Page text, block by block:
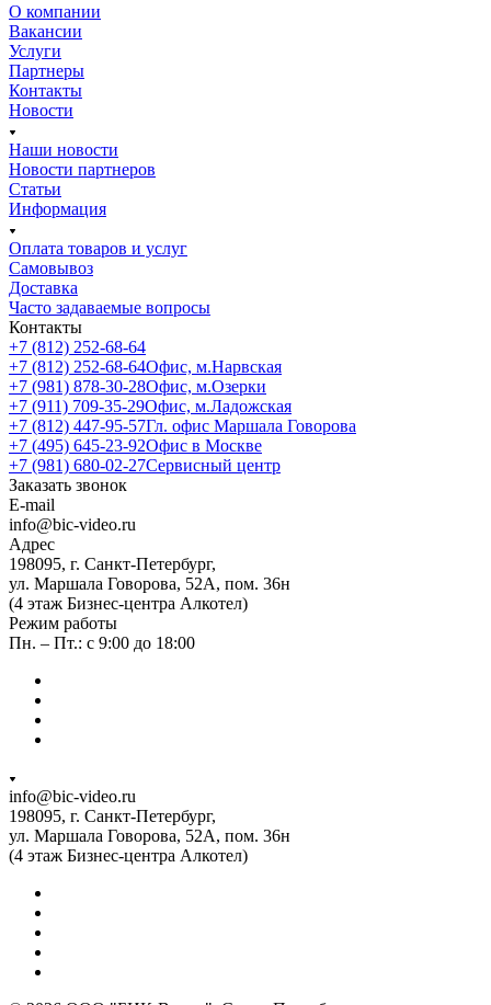
О компании
Вакансии
Услуги
Партнеры
Контакты
Новости
Наши новости
Новости партнеров
Статьи
Информация
Оплата товаров и услуг
Самовывоз
Доставка
Часто задаваемые вопросы
Контакты
+7 (812) 252-68-64
+7 (812) 252-68-64Офис, м.Нарвская
+7 (981) 878-30-28Офис, м.Озерки
+7 (911) 709-35-29Офис, м.Ладожская
+7 (812) 447-95-57Гл. офис Маршала Говорова
+7 (495) 645-23-92Офис в Москве
+7 (981) 680-02-27Сервисный центр
Заказать звонок
E-mail
info@bic-video.ru
Адрес
198095, г. Санкт-Петербург,
ул. Маршала Говорова, 52А, пом. 36н
(4 этаж Бизнес-центра Алкотел)
Режим работы
Пн. – Пт.: с 9:00 до 18:00
info@bic-video.ru
198095, г. Санкт-Петербург,
ул. Маршала Говорова, 52А, пом. 36н
(4 этаж Бизнес-центра Алкотел)